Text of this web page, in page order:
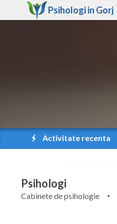
Psihologi in Gorj
Activitate recenta
Psihologi
Cabinete de psihologie